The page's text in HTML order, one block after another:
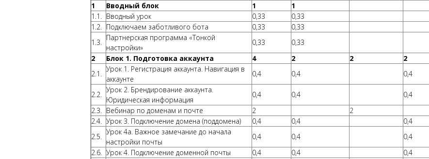
1
Вводный блок 1 1
1.1. Вводный урок 0,33 0,33
1.2. Подключаем заботливого бота 0,33 0,33
1.3.
Партнерская программа «Тонкой
настройки»
0,33 0,33
2
Блок 1. Подготовка аккаунта 4 2 2 2
2.1.
Урок 1. Регистрация аккаунта. Навигация в
аккаунте
0,4 0,4 0,4
2.2.
Урок 2. Брендирование аккаунта.
Юридическая информация
0,4 0,4 0,4
2.3. Вебинар по доменам и почте 2 2
2.4. Урок 3. Подключение домена (поддомена) 0,4 0,4 0,4
2.5.
Урок 4а. Важное замечание до начала
настройки почты
0,4 0,4 0,4
2.6. Урок 4. Подключение доменной почты 0,4 0,4 0,4